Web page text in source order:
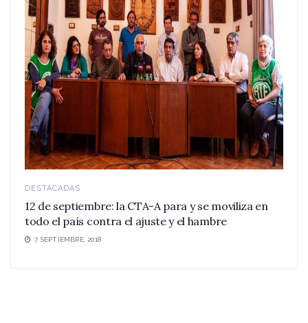
DESTACADAS
12 de septiembre: la CTA-A para y se moviliza en
todo el país contra el ajuste y el hambre
7 SEPTIEMBRE, 2018